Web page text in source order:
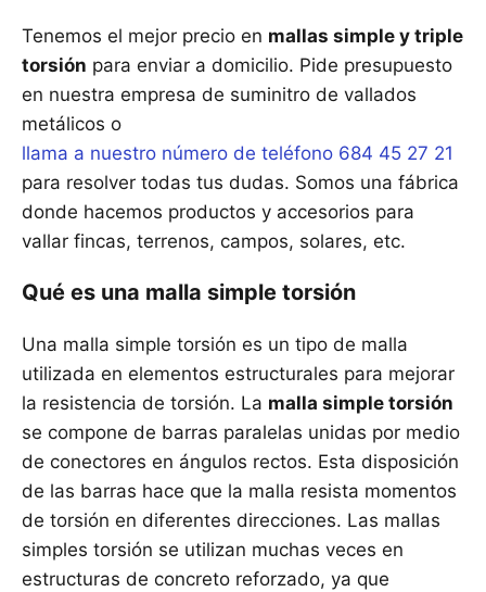
Tenemos el mejor precio en mallas simple y triple
torsión para enviar a domicilio. Pide presupuesto
en nuestra empresa de suminitro de vallados
metálicos o
llama a nuestro número de teléfono 684 45 27 21
para resolver todas tus dudas. Somos una fábrica
donde hacemos productos y accesorios para
vallar fincas, terrenos, campos, solares, etc.
Qué es una malla simple torsión
Una malla simple torsión es un tipo de malla
utilizada en elementos estructurales para mejorar
la resistencia de torsión. La malla simple torsión
se compone de barras paralelas unidas por medio
de conectores en ángulos rectos. Esta disposición
de las barras hace que la malla resista momentos
de torsión en diferentes direcciones. Las mallas
simples torsión se utilizan muchas veces en
estructuras de concreto reforzado, ya que